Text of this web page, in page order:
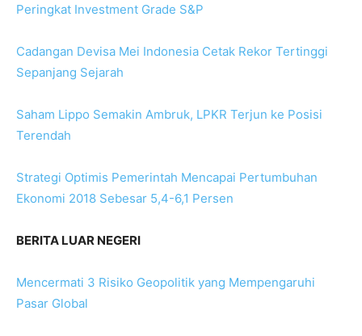
Peringkat Investment Grade S&P
Cadangan Devisa Mei Indonesia Cetak Rekor Tertinggi
Sepanjang Sejarah
Saham Lippo Semakin Ambruk, LPKR Terjun ke Posisi
Terendah
Strategi Optimis Pemerintah Mencapai Pertumbuhan
Ekonomi 2018 Sebesar 5,4-6,1 Persen
BERITA LUAR NEGERI
Mencermati 3 Risiko Geopolitik yang Mempengaruhi
Pasar Global